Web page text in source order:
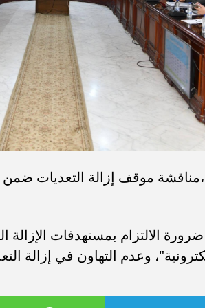
الالتزام بمستهدفات
وعدم التهاون في إزالة